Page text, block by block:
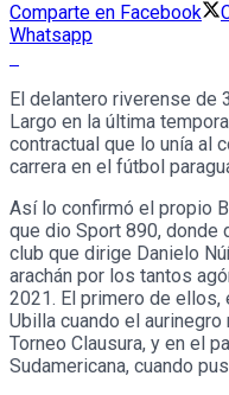
Comparte en Facebook
Whatsapp
El delantero riverense de
Largo en la última
contractual que lo unía al
carrera en el fútbol
Así lo confirmó el propio
que dio Sport 890, donde
club que dirige Danielo
arachán por los tantos
2021. El primero de
Ubilla cuando el aurinegro
Torneo Clausura, y en el
Sudamericana, cuando